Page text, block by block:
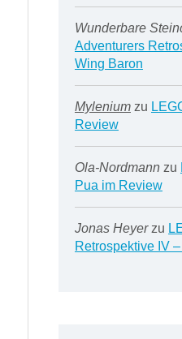
Wunderbare
Adventurers
Wing Baron
Myleniumzu
Review
Ola-Nordmannzu
Pua im Review
Jonas Heyerzu
Retrospektive IV